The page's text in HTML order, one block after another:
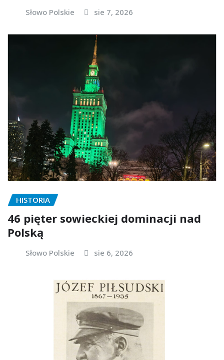
Słowo Polskie sie 7, 2026
HISTORIA
46 pięter sowieckiej dominacji nad
Polską
Słowo Polskie sie 6, 2026